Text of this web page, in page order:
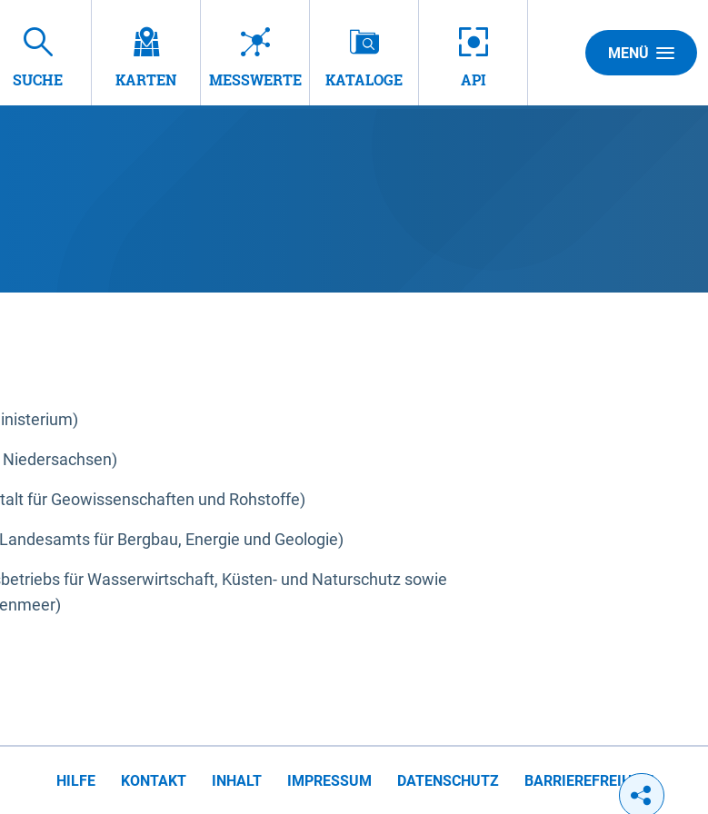
SUCHE KARTEN MESSWERTE KATALOGE API
MENÜ
für Geowissenschaften und Rohstoffe)
für Bergbau, Energie und Geologie)
für Wasserwirtschaft, Küsten- und Naturschutz sowie
HILFE KONTAKT INHALT IMPRESSUM DATENSCHUTZ BARRIEREFREIHEIT